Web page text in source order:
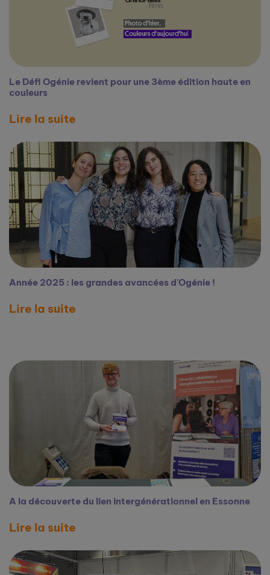
Le Défi Ogénie revient pour une 3ème édition haute en
couleurs
Lire la suite
Année 2025 : les grandes avancées d'Ogénie !
Lire la suite
A la découverte du lien intergénérationnel en Essonne
Lire la suite